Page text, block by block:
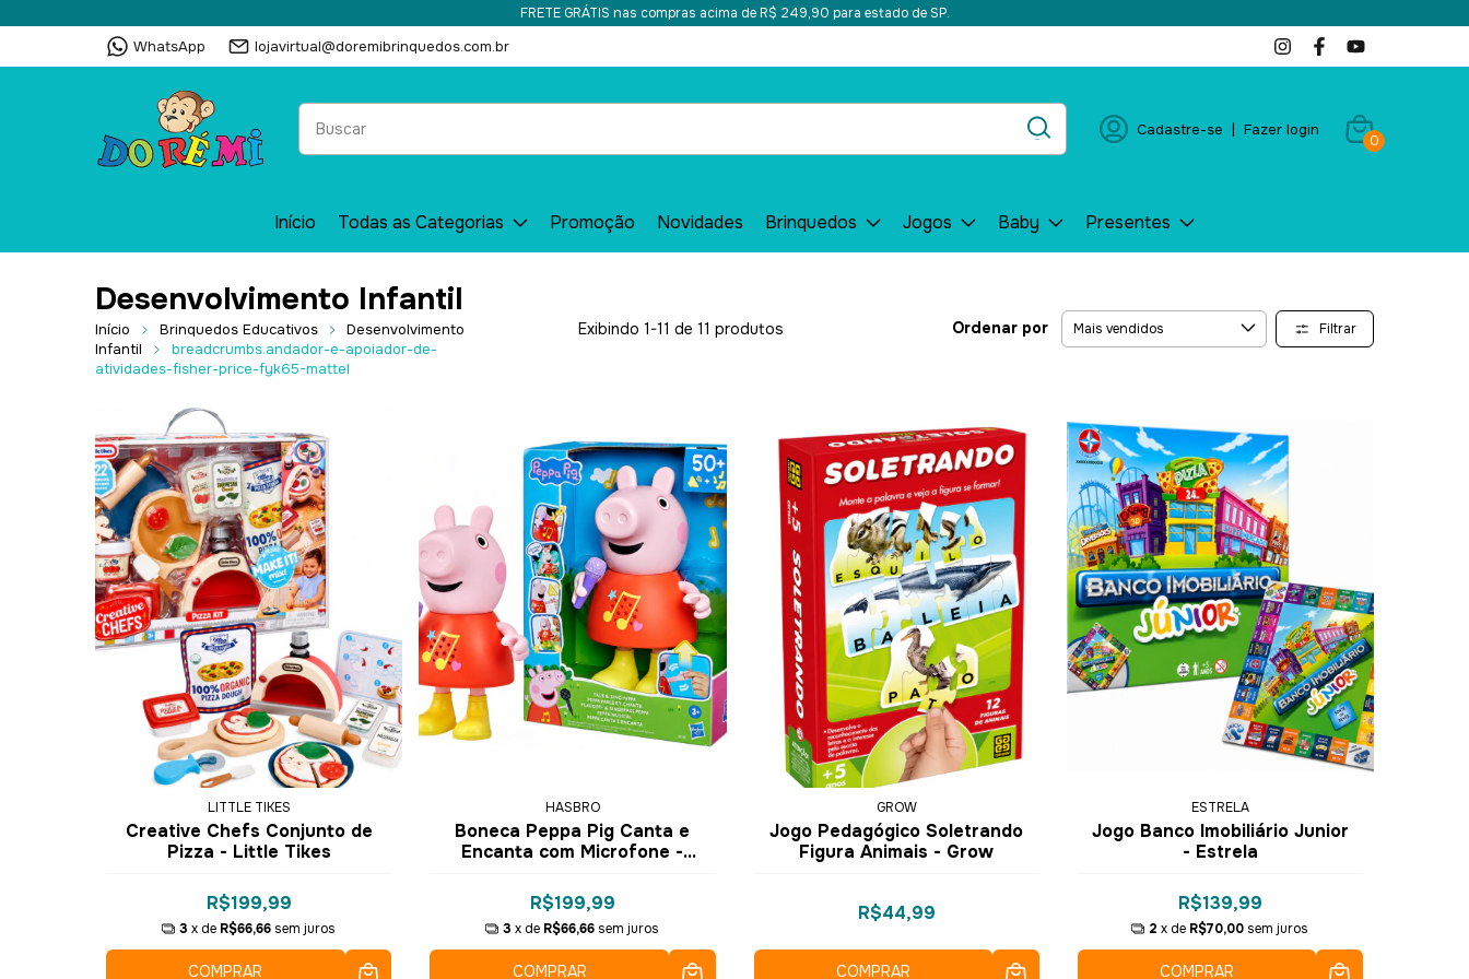
FRETE GRÁTIS nas compras acima de R$ 249,90 para estado de SP.
WhatsApp lojavirtual@doremibrinquedos.com.br
Cadastre-se | Fazer login
0
Início Todas as Categorias Promoção Novidades Brinquedos Jogos Baby Presentes
Desenvolvimento Infantil
Início Brinquedos Educativos
Desenvolvimento
Infantil
breadcrumbs.andador-e-apoiador-de-
atividades-fisher-price-fyk65-mattel
Exibindo 1-11 de 11 produtos Ordenar por Filtrar
LITTLE TIKES
Creative Chefs Conjunto de
Pizza - Little Tikes
R$199,99
3 x de R$66,66 sem juros
COMPRAR
HASBRO
Boneca Peppa Pig Canta e
Encanta com Microfone -
R$199,99
3 x de R$66,66 sem juros
COMPRAR
GROW
Jogo Pedagógico Soletrando
Figura Animais - Grow
R$44,99
COMPRAR
ESTRELA
Jogo Banco Imobiliário Junior
- Estrela
R$139,99
2 x de R$70,00 sem juros
COMPRAR